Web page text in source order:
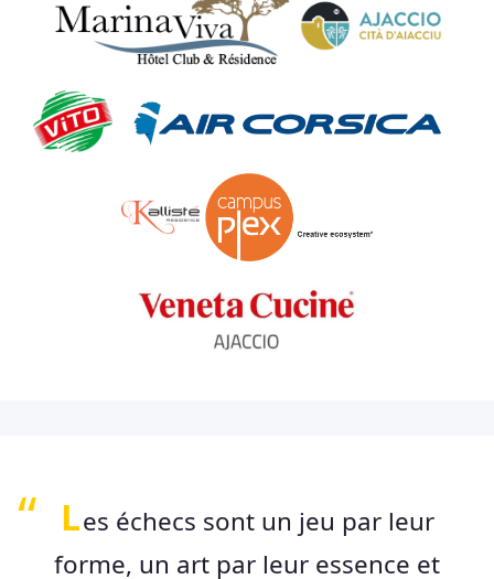
Les échecs sont un jeu par leur
forme, un art par leur essence et